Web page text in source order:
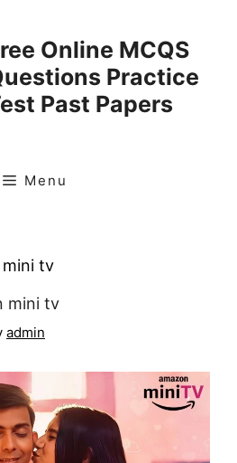
Online MCQS
Practice
Past Papers
Menu
mini tv
mini tv
admin